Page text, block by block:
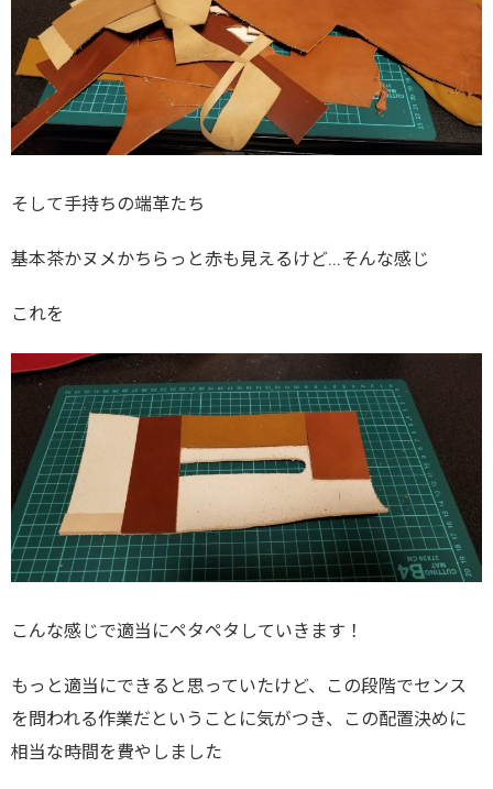
そして手持ちの端革たち
基本茶かヌメかちらっと赤も見えるけど…そんな感じ
これを
こんな感じで適当にペタペタしていきます！
もっと適当にできると思っていたけど、この段階でセンス
を問われる作業だということに気がつき、この配置決めに
相当な時間を費やしました